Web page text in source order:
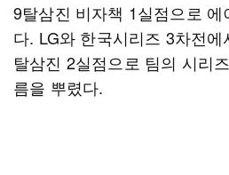
9탈삼진 비자책 1실점으로
다. LG와 한국시리즈 3차전
탈삼진 2실점으로 팀의 시리
름을 뿌렸다.